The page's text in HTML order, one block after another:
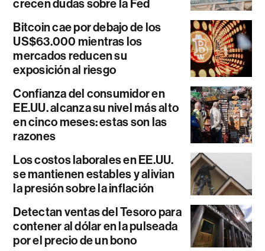
crecen dudas sobre la Fed
Bitcoin cae por debajo de los
US$63.000 mientras los
mercados reducen su
exposición al riesgo
Confianza del consumidor en
EE.UU. alcanza su nivel más alto
en cinco meses: estas son las
razones
Los costos laborales en EE.UU.
se mantienen estables y alivian
la presión sobre la inflación
Detectan ventas del Tesoro para
contener al dólar en la pulseada
por el precio de un bono